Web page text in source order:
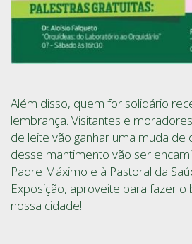
Além disso, quem for solidário
lembrança. Visitantes e
de leite vão ganhar uma muda de
desse mantimento vão ser
Padre Máximo e à Pastoral da
Exposição, aproveite para fazer
nossa cidade!